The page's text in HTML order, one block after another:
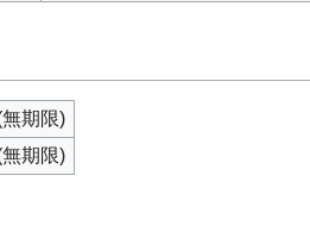
期限)
期限)